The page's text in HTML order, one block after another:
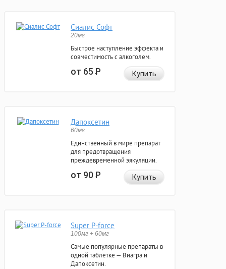
Сиалис Софт
20мг
Быстрое наступление эффекта и
совместимость с алкоголем.
от 65Р Купить
Дапоксетин
60мг
Единственный в мире препарат
для предотвращения
преждевременной эякуляции.
от 90Р Купить
Super P-force
100мг + 60мг
Самые популярные препараты в
одной таблетке — Виагра и
Дапоксетин.